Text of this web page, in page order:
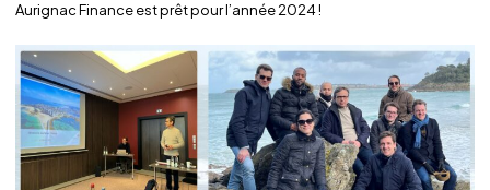
Aurignac Finance est prêt pour l’année 2024 !